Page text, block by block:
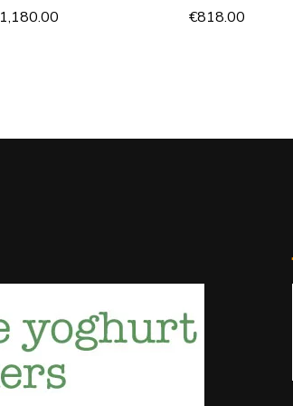
1,180.00
€818.00